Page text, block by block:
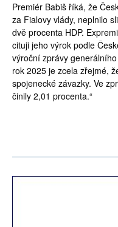
Premiér Babiš říká, že
za Fialovy vlády, neplnilo
dvě procenta HDP.
cituji jeho výrok podle
výroční zprávy
rok 2025 je zcela zřejmé,
spojenecké závazky. Ve
činily 2,01 procenta.“